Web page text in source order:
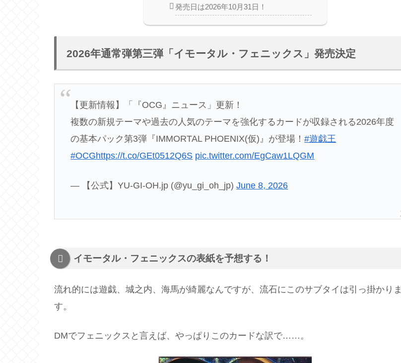
発売日は2026年10月31日！
2026年通常弾第三弾「イモータル・フェニックス」発売決定
【更新情報】「『OCG』ニュース」更新！
複数の新規テーマや過去の人気のテーマを強化するカードが収録される2026年度
の基本パック第3弾『IMMORTAL PHOENIX(仮)』が登場！#遊戯王
#OCGhttps://t.co/GEt0512Q6S pic.twitter.com/EgCaw1LQGM
— 【公式】YU-GI-OH.jp (@yu_gi_oh_jp)June 8, 2026
イモータル・フェニックスの表紙を予想する！
流れ的には遊戯、城之内、海馬が綺麗なんですが、流石にこのサブタイは引っ掛かりま
す。
DMでフェニックスと言えば、やっぱりこのカードな訳で……。